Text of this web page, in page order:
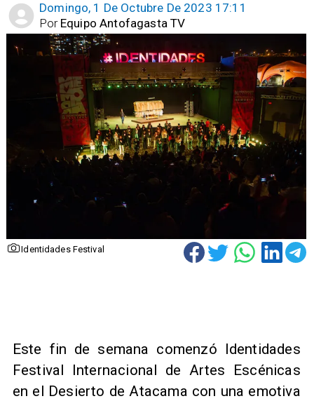
Domingo, 1 De Octubre De 2023 17:11
Equipo Antofagasta TV
Por
Identidades Festival
Este fin de semana comenzó Identidades
Festival Internacional de Artes Escénicas
en el Desierto de Atacama con una emotiva